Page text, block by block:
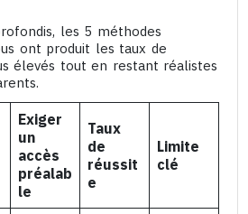
les 5 méthodes
ont produit les taux de
élevés tout en restant réalistes
Exiger
un
accès
préalab
le
Taux
de
réussit
e
Limite
clé